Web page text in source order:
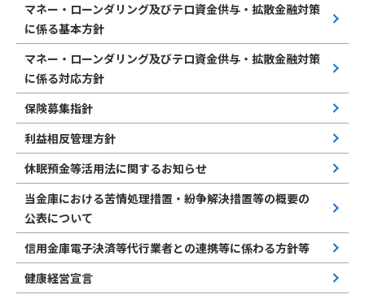
マネー・ローンダリング及びテロ資金供与・拡散金融対策
に係る基本方針
マネー・ローンダリング及びテロ資金供与・拡散金融対策
に係る対応方針
保険募集指針
利益相反管理方針
休眠預金等活用法に関するお知らせ
当金庫における苦情処理措置・紛争解決措置等の概要の
公表について
信用金庫電子決済等代行業者との連携等に係わる方針等
健康経営宣言